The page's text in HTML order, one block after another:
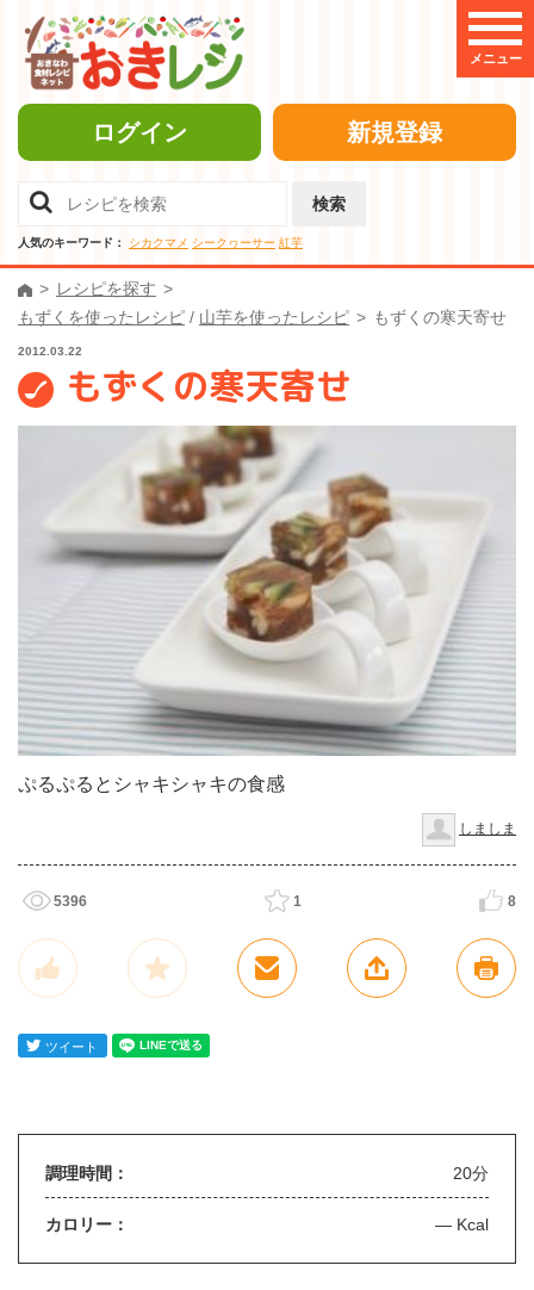
メニュー
ログイン 新規登録
検索
人気のキーワード： シカクマメ シークヮーサー 紅芋
レシピを探す
もずくを使ったレシピ / 山芋を使ったレシピ もずくの寒天寄せ
2012.03.22
もずくの寒天寄せ
ぷるぷるとシャキシャキの食感
しましま
5396 1 8
調理時間： 20分
カロリー： — Kcal